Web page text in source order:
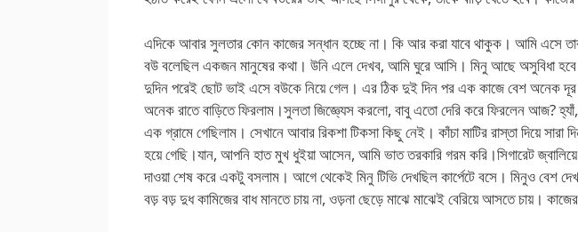
এদিকে আবার সুলতার কোন কাজের সন্ধান হচ্ছে না। কি আর করা যাবে থাকুক। আমি এসে
বউ বলেছিল একজন মানুষের কথা। উনি এলে দেখব, আমি ঘুরে আসি। মিনু আছে অসুবিধা হবে
দুদিন পরেই ছোট ভাই এসে বউকে নিয়ে গেল। এর ঠিক দুই দিন পর এক কাজে বেশ অনেক দূর
অনেক রাতে বাড়িতে ফিরলাম।সুলতা জিজ্ঞ্যেস করলো, বাবু এতো দেরি করে ফিরলেন আজ?
এক গ্রামে গেছিলাম। সেখানে আবার রিকশা টিকসা কিছু নেই। কাঁচা মাটির রাস্তা দিয়ে সারা
হয়ে গেছি।যান, আপনি হাত মুখ ধুইয়া আসেন, আমি ভাত তরকারি গরম করি।সিগারেট জ্বালিয়ে
দাওয়া শেষ করে একটু বসলাম। আগে থেকেই মিনু টিভি দেখছিল কার্পেটে বসে। মিনুও বেশ
বড় বড় দুধ কামিজের বাধ মানতে চায় না, ওড়না ছেড়ে মাঝে মাঝেই বেরিয়ে আসতে চায়। কাজের